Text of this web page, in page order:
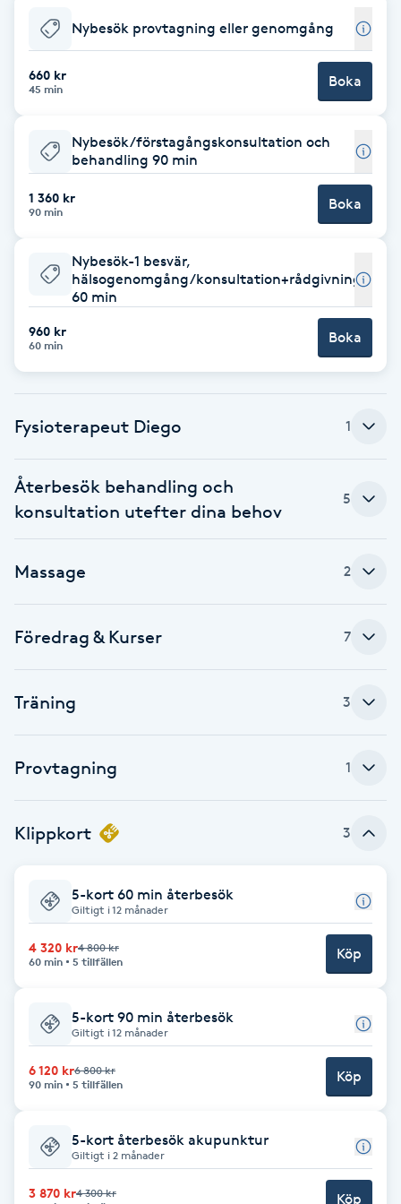
Babylights
Balayage
Barnklippning
BIAB
Blowout
Brynformning
Brynfärgning
Bröllopsuppsättning
Coachning
Cryoterapi
D
Dermapen
Diamantslipning
Enzympeeling
Extensions borttagning
Eyeliner-tatuering
Nybesök provtagning eller genomgång
660 kr
45 min Boka
Nybesök/förstagångskonsultation och
behandling 90 min
1 360 kr
90 min Boka
Nybesök-1 besvär,
hälsogenomgång/konsultation+rådgivning/
60 min
960 kr
60 min Boka
Fysioterapeut Diego 1
Återbesök behandling och
konsultation utefter dina behov
5
Massage 2
Föredrag & Kurser 7
Träning 3
Provtagning 1
Klippkort 3
5-kort 60 min återbesök
Giltigt i 12 månader
4 320 kr4 800 kr
60 min
5 tillfällen Köp
5-kort 90 min återbesök
Giltigt i 12 månader
6 120 kr6 800 kr
90 min
5 tillfällen Köp
5-kort återbesök akupunktur
Giltigt i 2 månader
3 870 kr4 300 kr
Köp